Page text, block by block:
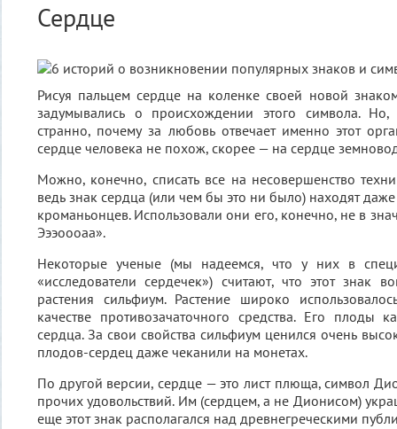
Сердце
Рисуя пальцем сердце на коленке своей новой
задумывались о происхождении этого символа. Но,
странно, почему за любовь отвечает именно этот
сердце человека не похож, скорее — на сердце
Можно, конечно, списать все на несовершенство
ведь знак сердца (или чем бы это ни было) находят
кроманьонцев. Использовали они его, конечно, не в
Эээоооаа».
Некоторые ученые (мы надеемся, что у них в
«исследователи сердечек») считают, что этот знак
растения сильфиум. Растение широко
качестве противозачаточного средства. Его
сердца. За свои свойства сильфиум ценился очень
плодов-сердец даже чеканили на монетах.
По другой версии, сердце — это лист плюща, символ
прочих удовольствий. Им (сердцем, а не Дионисом)
еще этот знак располагался над древнегреческими